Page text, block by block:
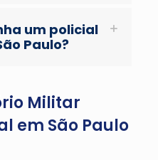
um policial
Paulo?
Militar
em São Paulo